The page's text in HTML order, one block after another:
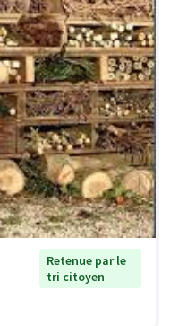
Retenue par le
tri citoyen